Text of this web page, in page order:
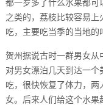
都一岁多了什么水果都可
之类的，荔枝比较容易上
吃，主要吃当季的当地的
贺州据说古时一群男女
对男女漂泊几天到达一
吃，很快恢复了体力，
女。后来人们给这个水果